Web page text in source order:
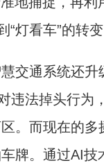
“灯看车”的转
通系统还升
违法掉头行
。而现在的
牌。通过AI